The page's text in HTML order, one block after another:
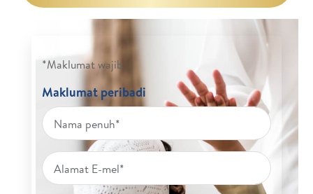
*Maklumat wajib
Maklumat peribadi